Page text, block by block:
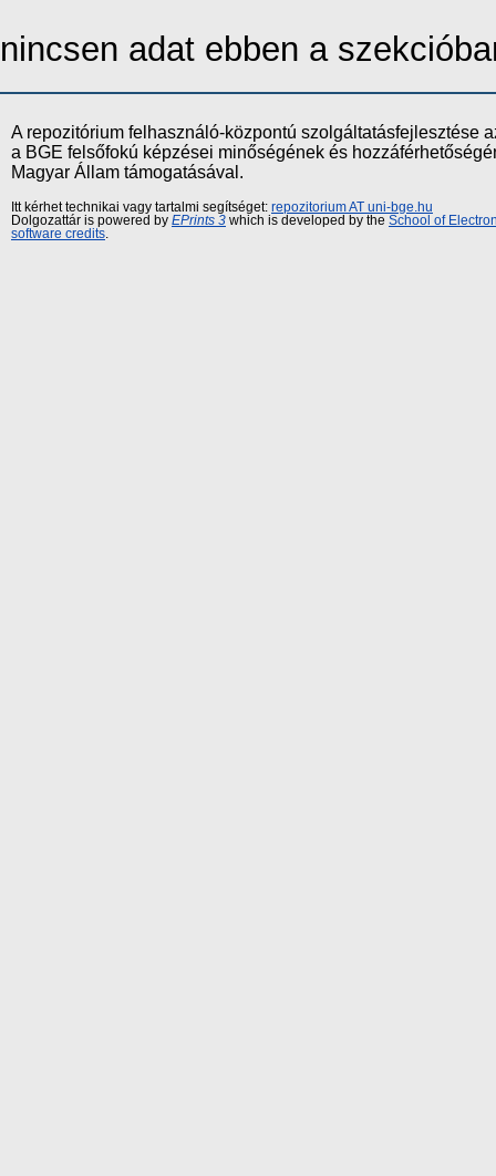
nincsen adat ebben a
A repozitórium felhasználó-központú szolgáltatásfejlesztése
a BGE felsőfokú képzései minőségének és
Magyar Állam támogatásával.
Itt kérhet technikai vagy tartalmi segítséget: repozitorium AT uni-bge.hu
Dolgozattár is powered by EPrints 3 which is developed by the School of
software credits